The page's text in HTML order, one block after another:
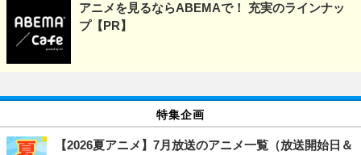
アニメを見るならABEMAで！ 充実のラインナッ
プ【PR】
特集企画
【2026夏アニメ】7月放送のアニメ一覧（放送開始日＆